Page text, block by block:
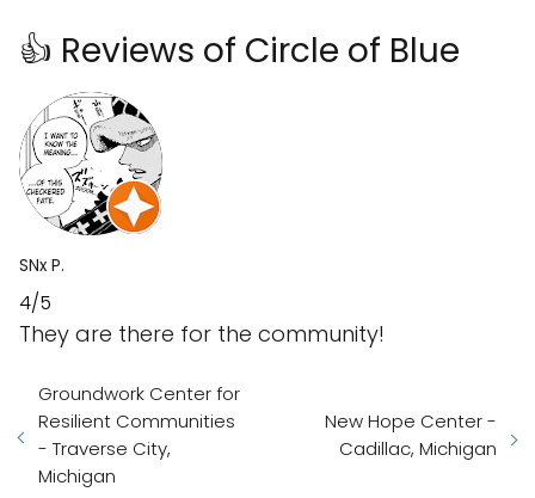
👍 Reviews of Circle of Blue
SNx P.
4/5
They are there for the community!
Groundwork Center for
Resilient Communities
- Traverse City,
Michigan
New Hope Center -
Cadillac, Michigan